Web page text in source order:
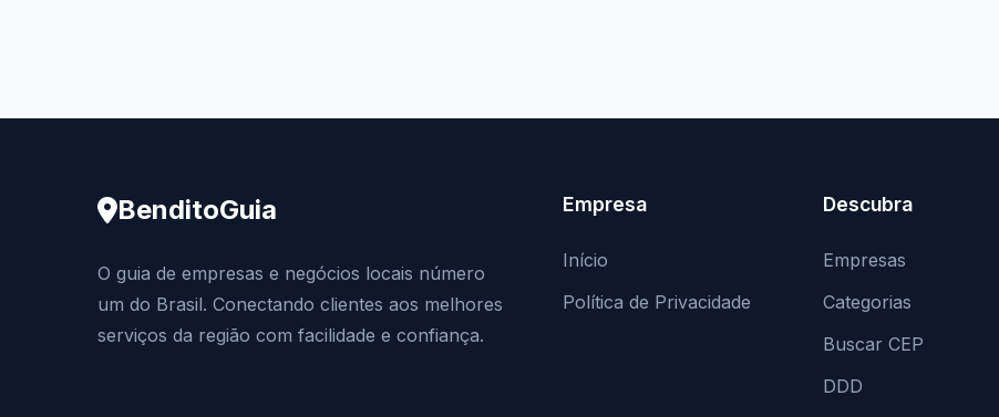
BenditoGuia
O guia de empresas e negócios locais número
um do Brasil. Conectando clientes aos melhores
serviços da região com facilidade e confiança.
Empresa
Início
Política de Privacidade
Descubra
Empresas
Categorias
Buscar CEP
DDD